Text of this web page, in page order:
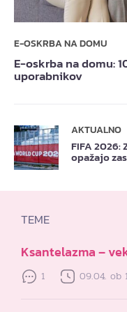
E-OSKRBA NA DOMU
E-oskrba na domu:
uporabnikov
AKTUALNO
FIFA 2026:
opažajo
TEME
Ksantelazma –
1 09.04. ob